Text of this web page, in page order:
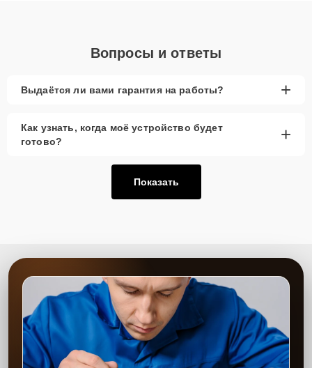
Вопросы и ответы
Выдаётся ли вами гарантия на работы? +
Как узнать, когда моё устройство будет
готово?
+
Показать